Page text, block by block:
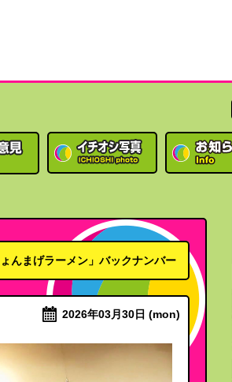
ょんまげラーメン」バックナンバー
2026年03月30日 (mon)